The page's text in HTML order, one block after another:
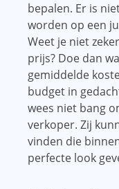
bepalen. Er is
worden op een
Weet je niet
prijs? Doe dan
gemiddelde
budget in
wees niet bang
verkoper. Zij
vinden die
perfecte look